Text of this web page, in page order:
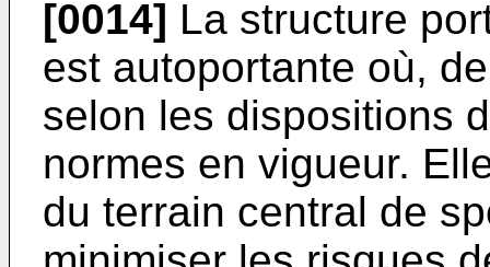
[0014] La structure
est autoportante où,
selon les dispositions
normes en vigueur.
du terrain central de